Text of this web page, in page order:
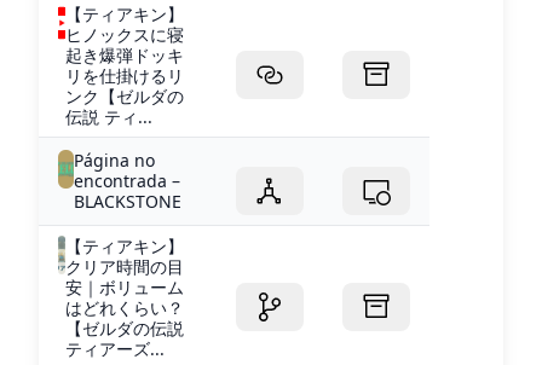
【ティアキン】
ヒノックスに寝
起き爆弾ドッキ
リを仕掛けるリ
ンク【ゼルダの
伝説 ティ...
Página no
encontrada –
BLACKSTONE
【ティアキン】
クリア時間の目
安｜ボリューム
はどれくらい？
【ゼルダの伝説
ティアーズ...